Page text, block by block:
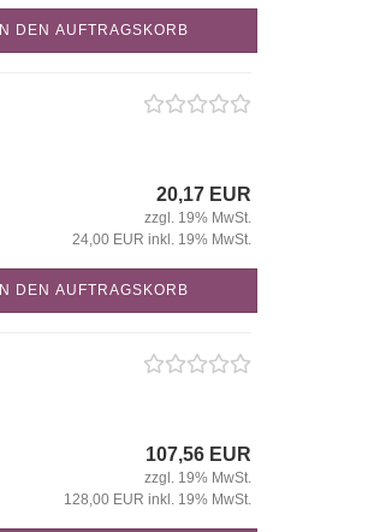
IN DEN AUFTRAGSKORB
20,17 EUR
zzgl. 19% MwSt.
24,00 EUR inkl. 19% MwSt.
IN DEN AUFTRAGSKORB
107,56 EUR
zzgl. 19% MwSt.
128,00 EUR inkl. 19% MwSt.